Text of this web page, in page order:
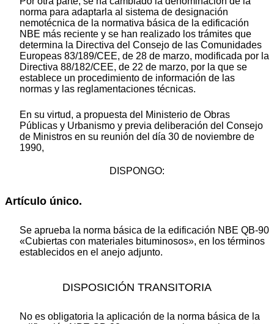
norma para adaptarla al sistema de designación
nemotécnica de la normativa básica de la edificación
NBE más reciente y se han realizado los trámites que
determina la Directiva del Consejo de las Comunidades
Europeas 83/189/CEE, de 28 de marzo, modificada por la
Directiva 88/182/CEE, de 22 de marzo, por la que se
establece un procedimiento de información de las
normas y las reglamentaciones técnicas.
En su virtud, a propuesta del Ministerio de Obras
Públicas y Urbanismo y previa deliberación del Consejo
de Ministros en su reunión del día 30 de noviembre de
1990,
DISPONGO:
Artículo único.
Se aprueba la norma básica de la edificación NBE QB-90
«Cubiertas con materiales bituminosos», en los términos
establecidos en el anejo adjunto.
DISPOSICIÓN TRANSITORIA
No es obligatoria la aplicación de la norma básica de la